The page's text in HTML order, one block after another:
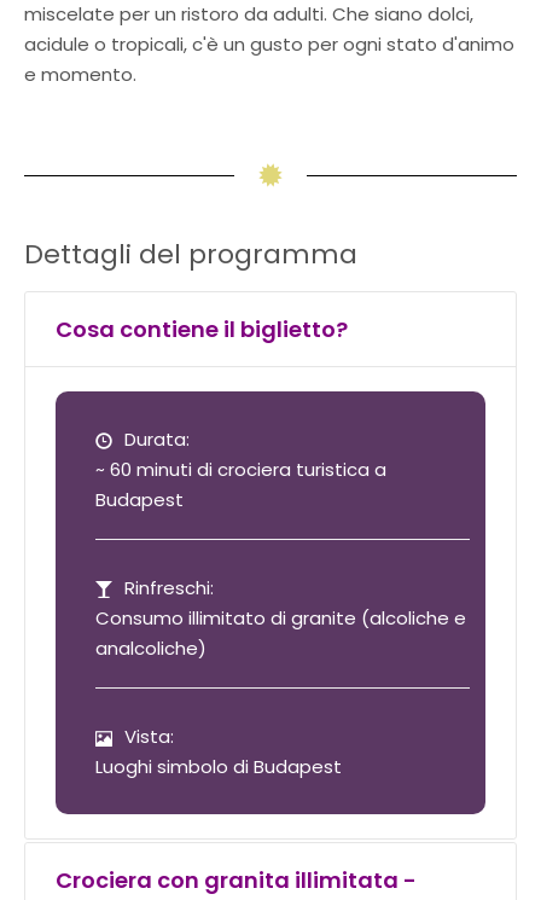
miscelate per un ristoro da adulti. Che siano dolci,
acidule o tropicali, c'è un gusto per ogni stato d'animo
e momento.
Dettagli del programma
Cosa contiene il biglietto?
Durata:
~ 60 minuti di crociera turistica a
Budapest
Rinfreschi:
Consumo illimitato di granite (alcoliche e
analcoliche)
Vista:
Luoghi simbolo di Budapest
Crociera con granita illimitata -